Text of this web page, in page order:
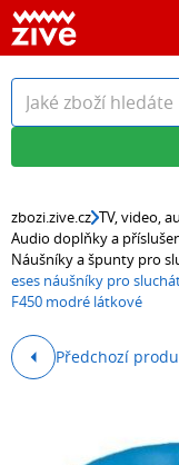
zbozi.zive.cz TV, video,
Audio doplňky a
Náušníky a špunty pro
eses náušníky pro
F450 modré látkové
Předchozí